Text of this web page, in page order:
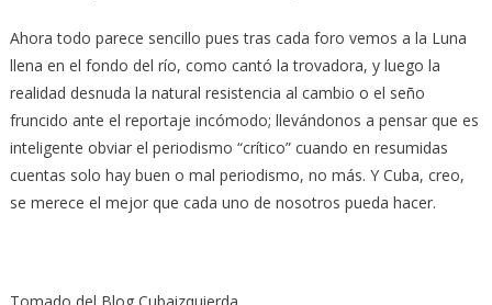
Ahora todo parece sencillo pues tras cada foro vemos a la Luna
llena en el fondo del río, como cantó la trovadora, y luego la
realidad desnuda la natural resistencia al cambio o el seño
fruncido ante el reportaje incómodo; llevándonos a pensar que es
inteligente obviar el periodismo “crítico” cuando en resumidas
cuentas solo hay buen o mal periodismo, no más. Y Cuba, creo,
se merece el mejor que cada uno de nosotros pueda hacer.